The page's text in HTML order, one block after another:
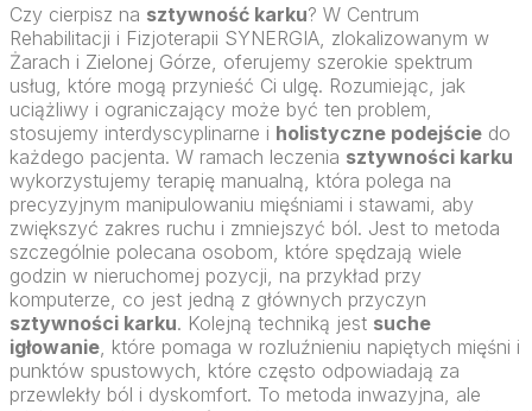
Czy cierpisz na sztywność karku? W Centrum
Rehabilitacji i Fizjoterapii SYNERGIA, zlokalizowanym w
Żarach i Zielonej Górze, oferujemy szerokie spektrum
usług, które mogą przynieść Ci ulgę. Rozumiejąc, jak
uciążliwy i ograniczający może być ten problem,
stosujemy interdyscyplinarne i holistyczne podejście do
każdego pacjenta. W ramach leczenia sztywności karku
wykorzystujemy terapię manualną, która polega na
precyzyjnym manipulowaniu mięśniami i stawami, aby
zwiększyć zakres ruchu i zmniejszyć ból. Jest to metoda
szczególnie polecana osobom, które spędzają wiele
godzin w nieruchomej pozycji, na przykład przy
komputerze, co jest jedną z głównych przyczyn
sztywności karku. Kolejną techniką jest suche
igłowanie , które pomaga w rozluźnieniu napiętych mięśni i
punktów spustowych, które często odpowiadają za
przewlekły ból i dyskomfort. To metoda inwazyjna, ale